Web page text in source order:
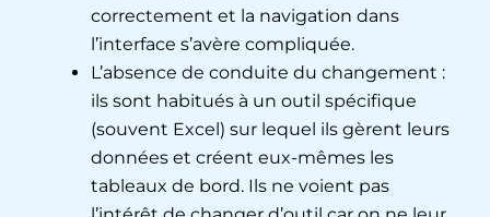
correctement et la navigation dans
l’interface s’avère compliquée.
L’absence de conduite du changement :
ils sont habitués à un outil spécifique
(souvent Excel) sur lequel ils gèrent leurs
données et créent eux-mêmes les
tableaux de bord. Ils ne voient pas